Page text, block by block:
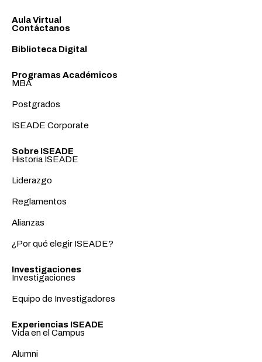
Aula Virtual
Contáctanos
Biblioteca Digital
Programas Académicos
MBA
Postgrados
ISEADE Corporate
Sobre ISEADE
Historia ISEADE
Liderazgo
Reglamentos
Alianzas
¿Por qué elegir ISEADE?
Investigaciones
Investigaciones
Equipo de Investigadores
Experiencias ISEADE
Vida en el Campus
Alumni